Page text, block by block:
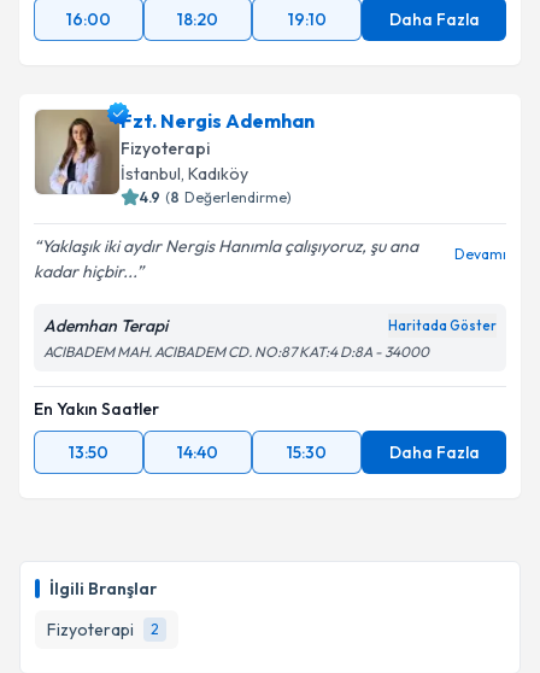
İlgili Branşlar
Fizyoterapi
2
16:00
18:20 19:10 Daha Fazla
Fzt. Nergis Ademhan
Fizyoterapi
İstanbul, Kadıköy
4.9 (8 Değerlendirme)
Yaklaşık iki aydır Nergis Hanımla çalışıyoruz, şu ana
kadar hiçbir...
Devamı
Ademhan Terapi Haritada Göster
ACIBADEM MAH. ACIBADEM CD. NO:87 KAT:4 D:8A - 34000
En Yakın Saatler
13:50
14:40 15:30 Daha Fazla